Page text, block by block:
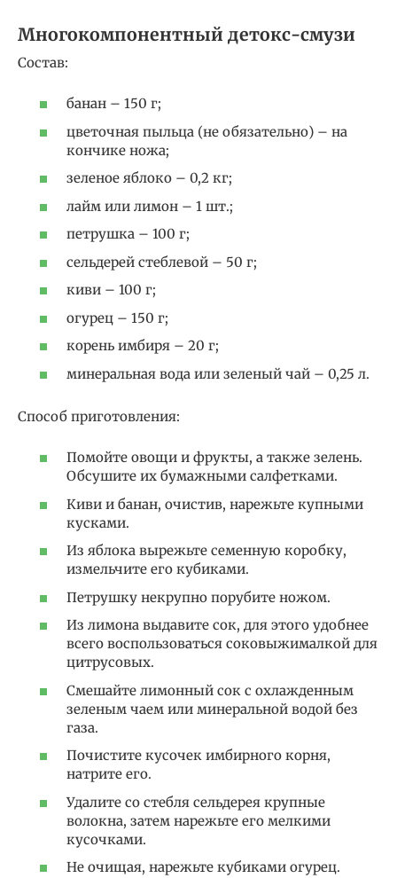
Многокомпонентный детокс-смузи
Состав:
банан – 150 г;
цветочная пыльца (не обязательно) – на
кончике ножа;
зеленое яблоко – 0,2 кг;
лайм или лимон – 1 шт.;
петрушка – 100 г;
сельдерей стеблевой – 50 г;
киви – 100 г;
огурец – 150 г;
корень имбиря – 20 г;
минеральная вода или зеленый чай – 0,25 л.
Способ приготовления:
Помойте овощи и фрукты, а также зелень.
Обсушите их бумажными салфетками.
Киви и банан, очистив, нарежьте купными
кусками.
Из яблока вырежьте семенную коробку,
измельчите его кубиками.
Петрушку некрупно порубите ножом.
Из лимона выдавите сок, для этого удобнее
всего воспользоваться соковыжималкой для
цитрусовых.
Смешайте лимонный сок с охлажденным
зеленым чаем или минеральной водой без
газа.
Почистите кусочек имбирного корня,
натрите его.
Удалите со стебля сельдерея крупные
волокна, затем нарежьте его мелкими
кусочками.
Не очищая, нарежьте кубиками огурец.